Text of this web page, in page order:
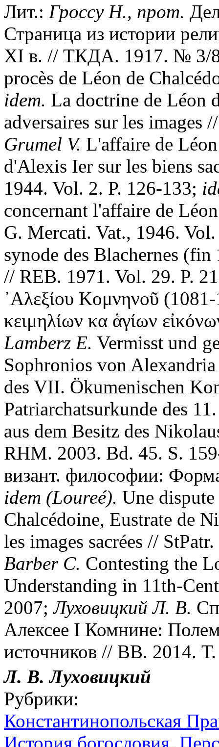
Лит.: Гроссу Н., прот.
Страница из истории
XI в. // ТКДА. 1917. № 3/
procès de Léon de
idem. La doctrine de Léon
adversaires sur les images
Grumel V. L'affaire de
d'Alexis Ier sur les biens
1944. Vol. 2. P. 126-133;
concernant l'affaire de
G. Mercati. Vat., 1946.
synode des Blachernes
// REB. 1971. Vol. 29. P.
᾿Αλεξίου Κομνηνοῦ
κειμηλίων κα ἁγίων
Lamberz E. Vermisst und
Sophronios von
des VII. Ökumenischen
Patriarchatsurkunde des
aus dem Besitz des
RHM. 2003. Bd. 45. S.
визант. философии:
idem (Loureé). Une dispute
Chalcédoine, Eustrate de
les images sacrées //
Barber C. Contesting the
Understanding in 11th-
2007;Луховицкий Л. В.
Алексее I Комнине:
источников // ВВ. 2014.
Л. В. Луховицкий
Рубрики:
Константинопольская
История богословия.